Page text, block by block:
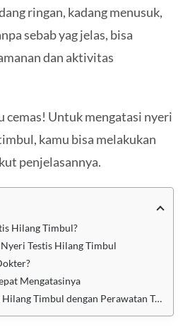
ringan, kadang menusuk,
sebab yag jelas, bisa
dan aktivitas
cemas! Untuk mengatasi nyeri
kamu bisa melakukan
penjelasannya.
Hilang Timbul?
Testis Hilang Timbul
Mengatasinya
dengan Perawatan Terbaik di Klinik Utama Sentosa